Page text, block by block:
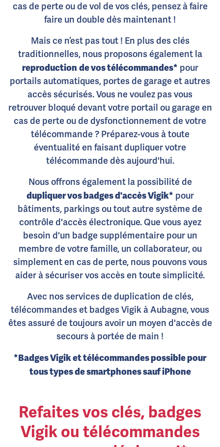
cas de perte ou de vol de vos clés, pensez à faire
faire un double dès maintenant !
Mais ce n’est pas tout ! En plus des clés
traditionnelles, nous proposons également la
reproduction de vos télécommandes* pour
portails automatiques, portes de garage et autres
accès sécurisés. Vous ne voulez pas vous
retrouver bloqué devant votre portail ou garage en
cas de perte ou de dysfonctionnement de votre
télécommande ? Préparez-vous à toute
éventualité en faisant dupliquer votre
télécommande dès aujourd'hui.
Nous offrons également la possibilité de
dupliquer vos badges d'accès Vigik* pour
bâtiments, parkings ou tout autre système de
contrôle d'accès électronique. Que vous ayez
besoin d'un badge supplémentaire pour un
membre de votre famille, un collaborateur, ou
simplement en cas de perte, nous pouvons vous
aider à sécuriser vos accès en toute simplicité.
Avec nos services de duplication de clés,
télécommandes et badges Vigik à Aubagne, vous
êtes assuré de toujours avoir un moyen d'accès de
secours à portée de main !
*Badges Vigik et télécommandes possible pour
tous types de smartphones sauf iPhone
Refaites vos clés, badges
Vigik ou télécommandes